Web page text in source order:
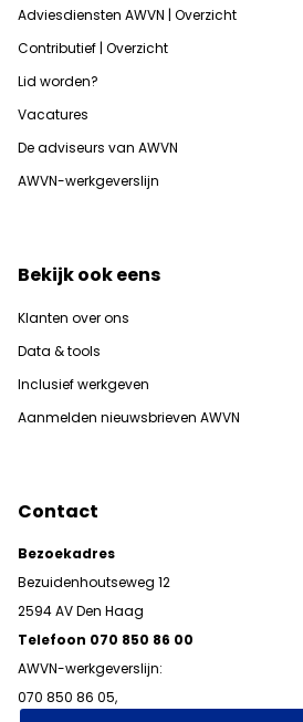
Adviesdiensten AWVN | Overzicht
Contributief | Overzicht
Lid worden?
Vacatures
De adviseurs van AWVN
AWVN-werkgeverslijn
Bekijk ook eens
Klanten over ons
Data & tools
Inclusief werkgeven
Aanmelden nieuwsbrieven AWVN
Contact
Bezoekadres
Bezuidenhoutseweg 12
2594 AV Den Haag
Telefoon 070 850 86 00
AWVN-werkgeverslijn:
070 850 86 05,